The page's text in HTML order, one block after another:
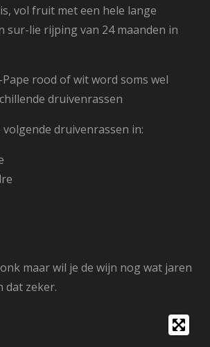
vol fruit met een hele lange
sur-lie rijping van 24 maanden in
rood of wit word soms wel
druivenrassen
druivenrassen in:
maar wil je de wijn nog wat jaren
dat zeker.